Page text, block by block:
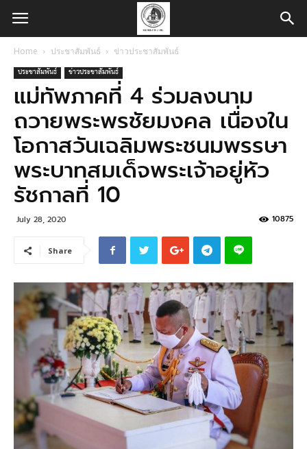
Home ประชาสัมพันธ์ ข่าวประชาสัมพันธ์
ประชาสัมพันธ์ ข่าวประชาสัมพันธ์
แม่ทัพภาคที่ 4 ร่วมลงนาม
ถวายพระพรชัยมงคล เนื่องใน
โอกาสวันเฉลิมพระชนมพรรษา
พระบาทสมเด็จพระเจ้าอยู่หัว
รัชกาลที่ 10
July 28, 2020 10875
Share